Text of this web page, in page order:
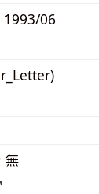
1993/06
無